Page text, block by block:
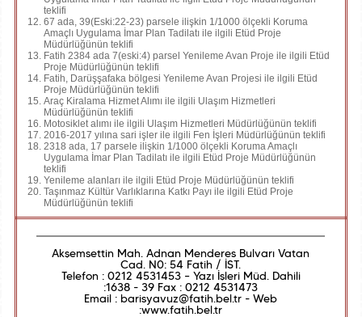
teklifi
67 ada, 39(Eski:22-23) parsele ilişkin 1/1000 ölçekli Koruma
Amaçlı Uygulama İmar Plan Tadilatı ile ilgili Etüd Proje
Müdürlüğünün teklifi
Fatih 2384 ada 7(eski:4) parsel Yenileme Avan Proje ile ilgili Etüd
Proje Müdürlüğünün teklifi
Fatih, Darüşşafaka bölgesi Yenileme Avan Projesi ile ilgili Etüd
Proje Müdürlüğünün teklifi
Araç Kiralama Hizmet Alımı ile ilgili Ulaşım Hizmetleri
Müdürlüğünün teklifi
Motosiklet alımı ile ilgili Ulaşım Hizmetleri Müdürlüğünün teklifi
2016-2017 yılına sari işler ile ilgili Fen İşleri Müdürlüğünün teklifi
2318 ada, 17 parsele ilişkin 1/1000 ölçekli Koruma Amaçlı
Uygulama İmar Plan Tadilatı ile ilgili Etüd Proje Müdürlüğünün
teklifi
Yenileme alanları ile ilgili Etüd Proje Müdürlüğünün teklifi
Taşınmaz Kültür Varlıklarına Katkı Payı ile ilgili Etüd Proje
Müdürlüğünün teklifi
Akşemsettin Mah. Adnan Menderes Bulvarı Vatan
Cad. N0: 54 Fatih / İST.
Telefon : 0212 4531453 – Yazı İşleri Müd. Dahili
:1638 - 39 Fax : 0212 4531473
Email : barisyavuz@fatih.bel.tr - Web
:www.fatih.bel.tr